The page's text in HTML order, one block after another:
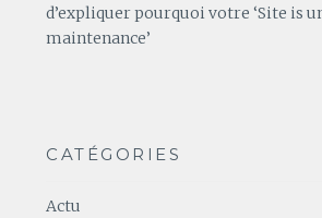
d’expliquer pourquoi votre ‘Site is
maintenance’
CATÉGORIES
Actu